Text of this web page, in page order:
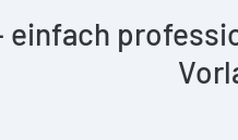
einfach